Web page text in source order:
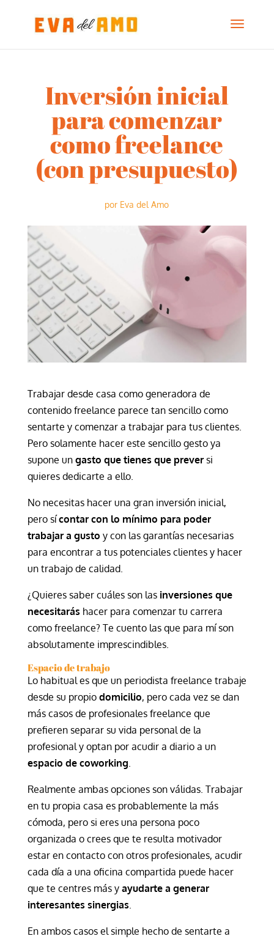
Inversión inicial
para comenzar
como freelance
(con presupuesto)
por Eva del Amo
Trabajar desde casa como generadora de
contenido freelance parece tan sencillo como
sentarte y comenzar a trabajar para tus clientes.
Pero solamente hacer este sencillo gesto ya
supone un gasto que tienes que preversi
quieres dedicarte a ello.
No necesitas hacer una gran inversión inicial,
pero sícontar con lo mínimo para poder
trabajar a gusto y con las garantías necesarias
para encontrar a tus potenciales clientes y hacer
un trabajo de calidad.
¿Quieres saber cuáles son las inversiones que
necesitarás hacer para comenzar tu carrera
como freelance? Te cuento las que para mí son
absolutamente imprescindibles.
Espacio de trabajo
Lo habitual es que un periodista freelance trabaje
desde su propio domicilio, pero cada vez se dan
más casos de profesionales freelance que
prefieren separar su vida personal de la
profesional y optan por acudir a diario a un
espacio de coworking.
Realmente ambas opciones son válidas. Trabajar
en tu propia casa es probablemente la más
cómoda, pero si eres una persona poco
organizada o crees que te resulta motivador
estar en contacto con otros profesionales, acudir
cada día a una oficina compartida puede hacer
que te centres más y ayudarte a generar
interesantes sinergias.
En ambos casos el simple hecho de sentarte a